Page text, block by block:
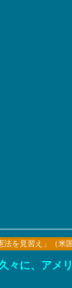
法を見習え」（米
々に、アメ